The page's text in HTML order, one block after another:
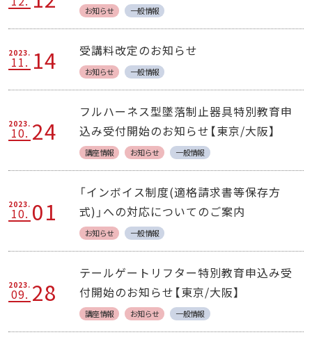
お知らせ 一般情報
2023.
11. 14 受講料改定のお知らせ
お知らせ 一般情報
2023.
10. 24
フルハーネス型墜落制止器具特別教育申
込み受付開始のお知らせ【東京/大阪】
講座情報 お知らせ 一般情報
2023.
10. 01
「インボイス制度(適格請求書等保存方
式)」への対応についてのご案内
お知らせ 一般情報
2023.
09. 28
テールゲートリフター特別教育申込み受
付開始のお知らせ【東京/大阪】
講座情報 お知らせ 一般情報